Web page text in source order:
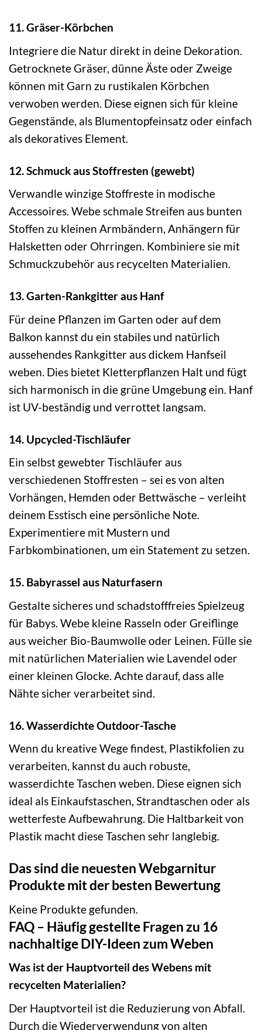
11. Gräser-Körbchen
Integriere die Natur direkt in deine Dekoration.
Getrocknete Gräser, dünne Äste oder Zweige
können mit Garn zu rustikalen Körbchen
verwoben werden. Diese eignen sich für kleine
Gegenstände, als Blumentopfeinsatz oder einfach
als dekoratives Element.
12. Schmuck aus Stoffresten (gewebt)
Verwandle winzige Stoffreste in modische
Accessoires. Webe schmale Streifen aus bunten
Stoffen zu kleinen Armbändern, Anhängern für
Halsketten oder Ohrringen. Kombiniere sie mit
Schmuckzubehör aus recycelten Materialien.
13. Garten-Rankgitter aus Hanf
Für deine Pflanzen im Garten oder auf dem
Balkon kannst du ein stabiles und natürlich
aussehendes Rankgitter aus dickem Hanfseil
weben. Dies bietet Kletterpflanzen Halt und fügt
sich harmonisch in die grüne Umgebung ein. Hanf
ist UV-beständig und verrottet langsam.
14. Upcycled-Tischläufer
Ein selbst gewebter Tischläufer aus
verschiedenen Stoffresten – sei es von alten
Vorhängen, Hemden oder Bettwäsche – verleiht
deinem Esstisch eine persönliche Note.
Experimentiere mit Mustern und
Farbkombinationen, um ein Statement zu setzen.
15. Babyrassel aus Naturfasern
Gestalte sicheres und schadstofffreies Spielzeug
für Babys. Webe kleine Rasseln oder Greiflinge
aus weicher Bio-Baumwolle oder Leinen. Fülle sie
mit natürlichen Materialien wie Lavendel oder
einer kleinen Glocke. Achte darauf, dass alle
Nähte sicher verarbeitet sind.
16. Wasserdichte Outdoor-Tasche
Wenn du kreative Wege findest, Plastikfolien zu
verarbeiten, kannst du auch robuste,
wasserdichte Taschen weben. Diese eignen sich
ideal als Einkaufstaschen, Strandtaschen oder als
wetterfeste Aufbewahrung. Die Haltbarkeit von
Plastik macht diese Taschen sehr langlebig.
Das sind die neuesten Webgarnitur
Produkte mit der besten Bewertung
Keine Produkte gefunden.
FAQ – Häufig gestellte Fragen zu 16
nachhaltige DIY-Ideen zum Weben
Was ist der Hauptvorteil des Webens mit
recycelten Materialien?
Der Hauptvorteil ist die Reduzierung von Abfall.
Durch die Wiederverwendung von alten